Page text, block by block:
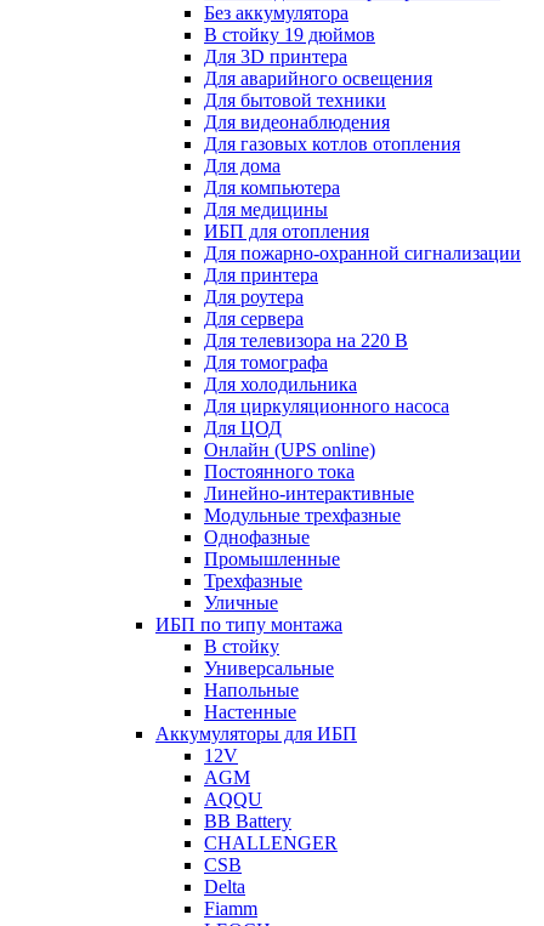
Без аккумулятора
В стойку 19 дюймов
Для 3D принтера
Для аварийного освещения
Для бытовой техники
Для видеонаблюдения
Для газовых котлов отопления
Для дома
Для компьютера
Для медицины
ИБП для отопления
Для пожарно-охранной сигнализации
Для принтера
Для роутера
Для сервера
Для телевизора на 220 В
Для томографа
Для холодильника
Для циркуляционного насоса
Для ЦОД
Онлайн (UPS online)
Постоянного тока
Линейно-интерактивные
Модульные трехфазные
Однофазные
Промышленные
Трехфазные
Уличные
ИБП по типу монтажа
В стойку
Универсальные
Напольные
Настенные
Аккумуляторы для ИБП
12V
AGM
AQQU
BB Battery
CHALLENGER
CSB
Delta
Fiamm